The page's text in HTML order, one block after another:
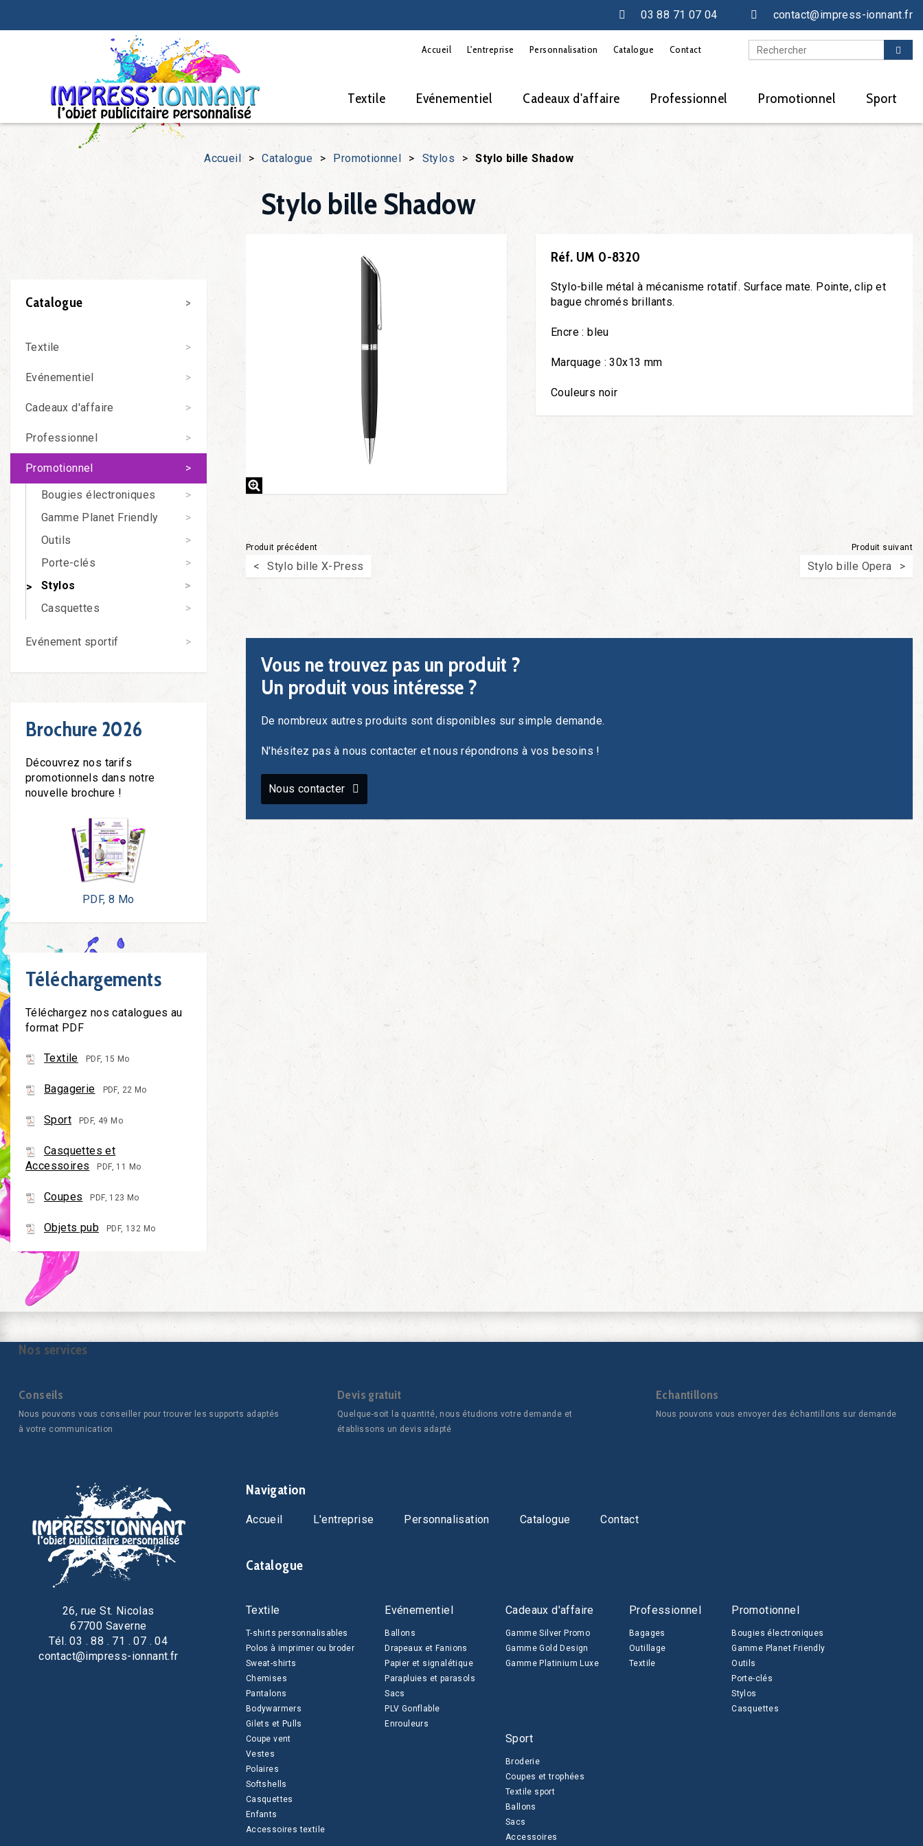
03 88 71 07 04 contact@impress-ionnant.fr
Accueil L'entreprise Personnalisation Catalogue Contact
Textile Evénementiel Cadeaux d'affaire Professionnel Promotionnel Sport
Accueil > Catalogue > Promotionnel > Stylos > Stylo bille Shadow
Stylo bille Shadow
Réf. UM 0-8320
Stylo-bille métal à mécanisme rotatif. Surface mate. Pointe, clip et
bague chromés brillants.
Encre : bleu
Marquage : 30x13 mm
Couleurs noir
Produit précédent
Stylo bille X-Press
Produit suivant
Stylo bille Opera
Vous ne trouvez pas un produit ?
Un produit vous intéresse ?
De nombreux autres produits sont disponibles sur simple demande.
N'hésitez pas à nous contacter et nous répondrons à vos besoins !
Nous contacter
Catalogue
Textile
Evénementiel
Cadeaux d'affaire
Professionnel
Promotionnel
Bougies électroniques
Gamme Planet Friendly
Outils
Porte-clés
Stylos
Casquettes
Evénement sportif
Brochure 2026
Découvrez nos tarifs
promotionnels dans notre
nouvelle brochure !
PDF, 8 Mo
Téléchargements
Téléchargez nos catalogues au
format PDF
Textile PDF, 15 Mo
Bagagerie PDF, 22 Mo
Sport PDF, 49 Mo
Casquettes et
Accessoires
PDF, 11 Mo
Coupes PDF, 123 Mo
Objets pub PDF, 132 Mo
Nos services
Conseils
Nous pouvons vous conseiller pour trouver les supports adaptés
à votre communication
Devis gratuit
Quelque-soit la quantité, nous étudions votre demande et
établissons un devis adapté
Echantillons
Nous pouvons vous envoyer des échantillons sur demande
26, rue St. Nicolas
67700 Saverne
Tél. 03 . 88 . 71 . 07 . 04
contact@impress-ionnant.fr
Navigation
Accueil L'entreprise Personnalisation Catalogue Contact
Catalogue
Textile
T-shirts personnalisables
Polos à imprimer ou broder
Sweat-shirts
Chemises
Pantalons
Bodywarmers
Gilets et Pulls
Coupe vent
Vestes
Polaires
Softshells
Casquettes
Enfants
Accessoires textile
Evénementiel
Ballons
Drapeaux et Fanions
Papier et signalétique
Parapluies et parasols
Sacs
PLV Gonflable
Enrouleurs
Cadeaux d'affaire
Gamme Silver Promo
Gamme Gold Design
Gamme Platinium Luxe
Professionnel
Bagages
Outillage
Textile
Promotionnel
Bougies électroniques
Gamme Planet Friendly
Outils
Porte-clés
Stylos
Casquettes
Sport
Broderie
Coupes et trophées
Textile sport
Ballons
Sacs
Accessoires